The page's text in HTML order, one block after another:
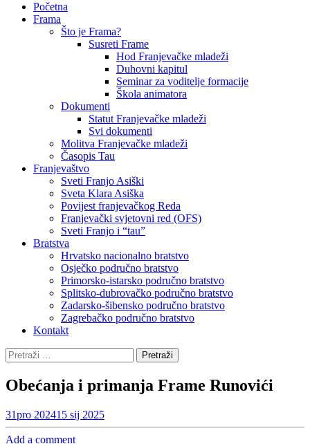
Početna
Frama
Što je Frama?
Susreti Frame
Hod Franjevačke mladeži
Duhovni kapitul
Seminar za voditelje formacije
Škola animatora
Dokumenti
Statut Franjevačke mladeži
Svi dokumenti
Molitva Franjevačke mladeži
Časopis Tau
Franjevaštvo
Sveti Franjo Asiški
Sveta Klara Asiška
Povijest franjevačkog Reda
Franjevački svjetovni red (OFS)
Sveti Franjo i “tau”
Bratstva
Hrvatsko nacionalno bratstvo
Osječko područno bratstvo
Primorsko-istarsko područno bratstvo
Splitsko-dubrovačko područno bratstvo
Zadarsko-šibensko područno bratstvo
Zagrebačko područno bratstvo
Kontakt
Pretraži:
Obećanja i primanja Frame Runovići
31pro 202415 sij 2025
Add a comment